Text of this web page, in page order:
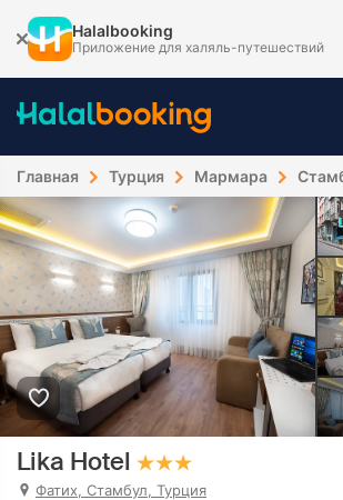
Halalbooking
Приложение для халяль-путешествий
Главная Турция Мармара
Lika Hotel
Фатих, Стамбул, Турция